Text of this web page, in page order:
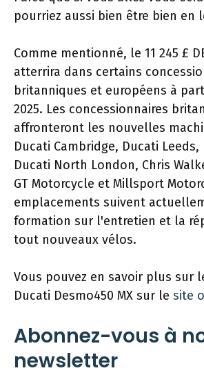
pourriez aussi bien être bien en
Comme mentionné, le 11 245 £
atterrira dans certains
britanniques et européens à
2025. Les concessionnaires
affronteront les nouvelles
Ducati Cambridge, Ducati
Ducati North London, Chris
GT Motorcycle et Millsport
emplacements suivent
formation sur l'entretien et la
tout nouveaux vélos.
Vous pouvez en savoir plus sur
Ducati Desmo450 MX sur le site
Abonnez-vous à
newsletter